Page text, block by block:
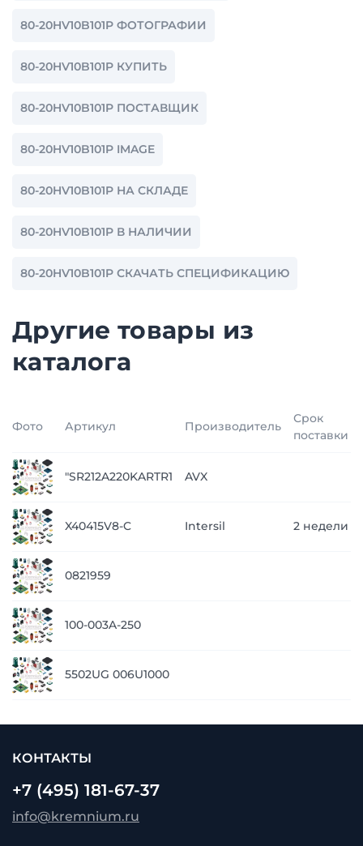
80-20HV10B101P ФОТОГРАФИИ
80-20HV10B101P КУПИТЬ
80-20HV10B101P ПОСТАВЩИК
80-20HV10B101P IMAGE
80-20HV10B101P НА СКЛАДЕ
80-20HV10B101P В НАЛИЧИИ
80-20HV10B101P СКАЧАТЬ СПЕЦИФИКАЦИЮ
Другие товары из
каталога
Фото Артикул Производитель
Срок
поставки
"SR212A220KARTR1 AVX
X40415V8-C Intersil 2 недели
0821959
100-003A-250
5502UG 006U1000
КОНТАКТЫ
+7 (495) 181-67-37
info@kremnium.ru